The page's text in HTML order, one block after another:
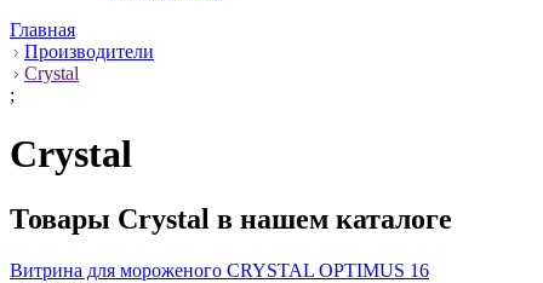
Главная
Производители
Crystal
;
Crystal
Товары Crystal в нашем каталоге
Витрина для мороженого CRYSTAL OPTIMUS 16